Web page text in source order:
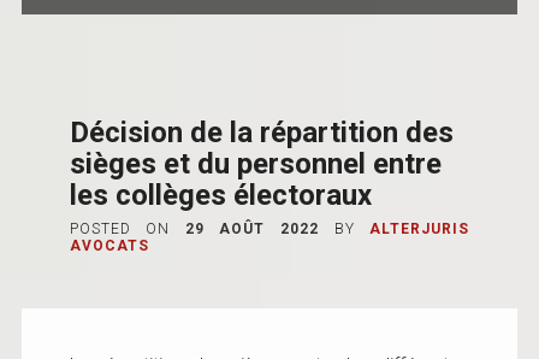
Décision de la répartition des
sièges et du personnel entre
les collèges électoraux
POSTED ON 29 AOÛT 2022 BY
ALTERJURIS
AVOCATS